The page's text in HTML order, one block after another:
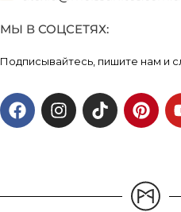
МЫ В СОЦСЕТЯХ:
Подписывайтесь, пишите нам и